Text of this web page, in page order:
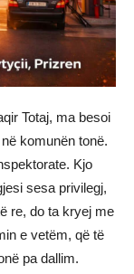
Totaj, ma besoi
komunën tonë.
Kjo
sesa privilegj,
re, do ta kryej me
e vetëm, që të
pa dallim.